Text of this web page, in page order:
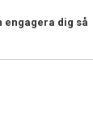
engagera dig så